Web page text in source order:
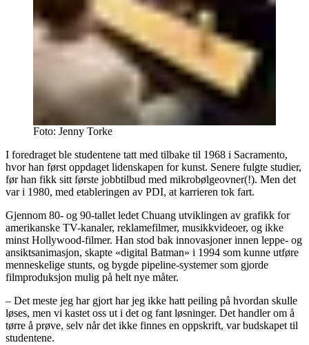
Foto: Jenny Torke
I foredraget ble studentene tatt med tilbake til 1968 i Sacramento,
hvor han først oppdaget lidenskapen for kunst. Senere fulgte studier,
før han fikk sitt første jobbtilbud med mikrobølgeovner(!). Men det
var i 1980, med etableringen av PDI, at karrieren tok fart.
Gjennom 80- og 90-tallet ledet Chuang utviklingen av grafikk for
amerikanske TV-kanaler, reklamefilmer, musikkvideoer, og ikke
minst Hollywood-filmer. Han stod bak innovasjoner innen leppe- og
ansiktsanimasjon, skapte «digital Batman» i 1994 som kunne utføre
menneskelige stunts, og bygde pipeline-systemer som gjorde
filmproduksjon mulig på helt nye måter.
– Det meste jeg har gjort har jeg ikke hatt peiling på hvordan skulle
løses, men vi kastet oss ut i det og fant løsninger. Det handler om å
tørre å prøve, selv når det ikke finnes en oppskrift, var budskapet til
studentene.